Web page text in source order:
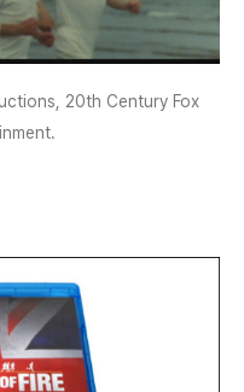
20th Century Fox